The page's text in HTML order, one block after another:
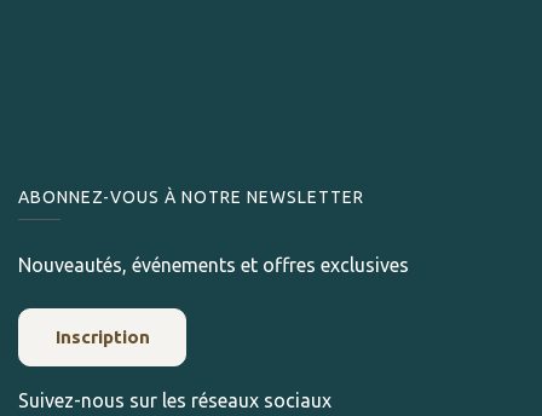
ABONNEZ-VOUS À NOTRE NEWSLETTER
Nouveautés, événements et offres exclusives
Inscription
Suivez-nous sur les réseaux sociaux